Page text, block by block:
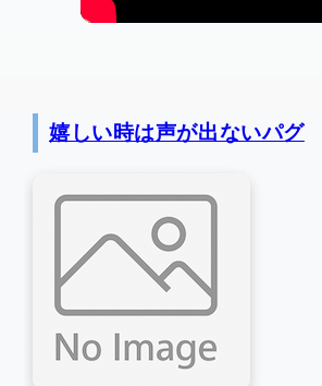
嬉しい時は声が出ないパグ